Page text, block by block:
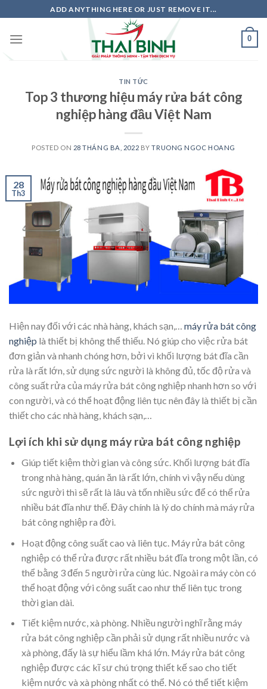
to
content
ADD ANYTHING HERE OR JUST REMOVE IT...
0
TIN TỨC
Top 3 thương hiệu máy rửa bát công
nghiệp hàng đầu Việt Nam
POSTED ON 28 THÁNG BA, 2022 BYTRUONG NGOC HOANG
28
Th3
Hiện nay đối với các nhà hàng, khách sạn,… máy rửa bát công
nghiệp là thiết bị không thể thiếu. Nó giúp cho việc rửa bát
đơn giản và nhanh chóng hơn, bởi vì khối lượng bát đĩa cần
rửa là rất lớn, sử dụng sức người là không đủ, tốc độ rửa và
công suất rửa của máy rửa bát công nghiệp nhanh hơn so với
con người, và có thể hoạt động liên tục nên đây là thiết bị cần
thiết cho các nhà hàng, khách sạn,…
Lợi ích khi sử dụng máy rửa bát công nghiệp
Giúp tiết kiệm thời gian và công sức. Khối lượng bát đĩa
trong nhà hàng, quán ăn là rất lớn, chính vì vậy nếu dùng
sức người thì sẽ rất là lâu và tốn nhiều sức để có thể rửa
nhiều bát đĩa như thế. Đây chính là lý do chính mà máy rửa
bát công nghiệp ra đời.
Hoạt động công suất cao và liên tục. Máy rửa bát công
nghiệp có thể rửa được rất nhiều bát đĩa trong một lần, có
thể bằng 3 đến 5 người rửa cùng lúc. Ngoài ra máy còn có
thể hoạt động với công suất cao như thế liên tục trong
thời gian dài.
Tiết kiệm nước, xà phòng. Nhiều người nghĩ rằng máy
rửa bát công nghiệp cần phải sử dụng rất nhiều nước và
xà phòng, đấy là sự hiểu lầm khá lớn. Máy rửa bát công
nghiệp được các kĩ sư chú trọng thiết kế sao cho tiết
kiệm nước và xà phòng nhất có thể. Nó có thể tiết kiệm